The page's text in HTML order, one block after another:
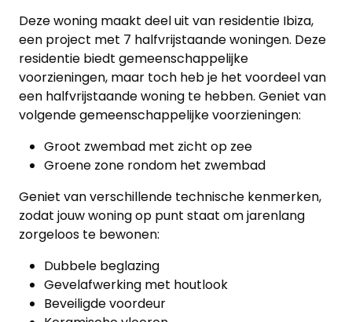
Home
Lopende
projecten
Panden
Over
ons
Ons
team
Deze woning maakt deel uit van residentie Ibiza,
een project met 7 halfvrijstaande woningen. Deze
residentie biedt gemeenschappelijke
voorzieningen, maar toch heb je het voordeel van
een halfvrijstaande woning te hebben. Geniet van
volgende gemeenschappelijke voorzieningen:
Groot zwembad met zicht op zee
Groene zone rondom het zwembad
Geniet van verschillende technische kenmerken,
zodat jouw woning op punt staat om jarenlang
zorgeloos te bewonen:
Dubbele beglazing
Gevelafwerking met houtlook
Beveiligde voordeur